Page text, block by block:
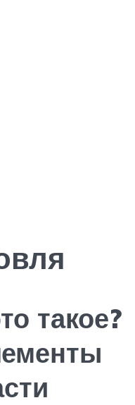
такое?